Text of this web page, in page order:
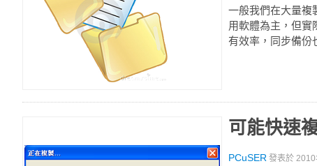
一般我們在大量複
用軟體為主，但實
有效率，同步備份
可能快速
PCuSER 發表於 2010